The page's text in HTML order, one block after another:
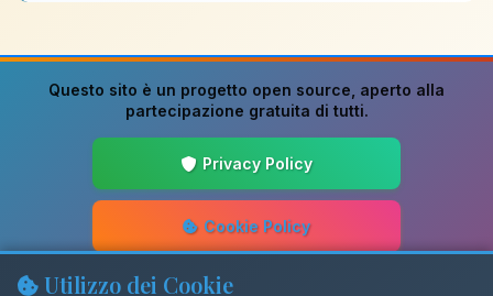
Questo sito è un progetto open source , aperto alla
partecipazione gratuita di tutti.
Privacy Policy
Cookie Policy
Guida alla Scrittura
Utilizzo dei Cookie